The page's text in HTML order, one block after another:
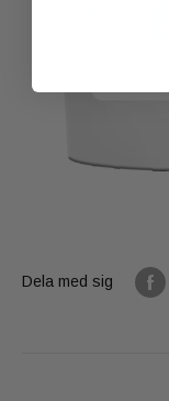
Dela med sig